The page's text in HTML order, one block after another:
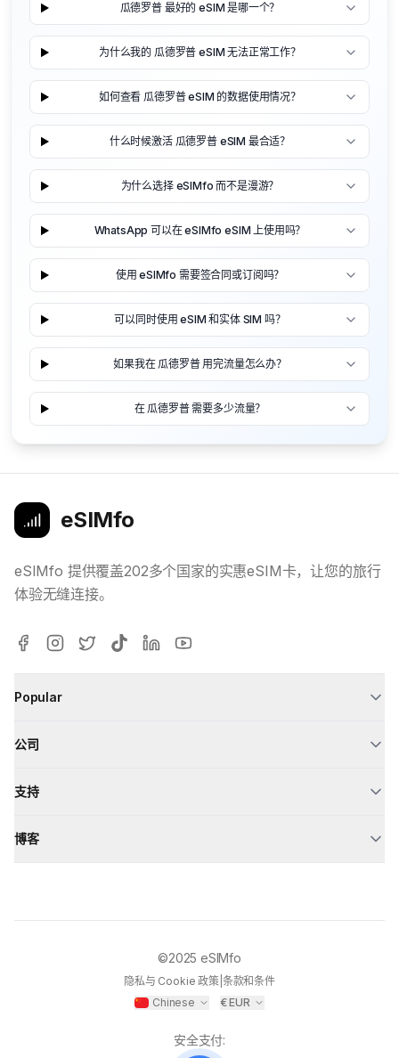
瓜德罗普 最好的 eSIM 是哪一个？
为什么我的 瓜德罗普 eSIM 无法正常工作？
如何查看 瓜德罗普 eSIM 的数据使用情况？
什么时候激活 瓜德罗普 eSIM 最合适？
为什么选择 eSIMfo 而不是漫游？
WhatsApp 可以在 eSIMfo eSIM 上使用吗？
使用 eSIMfo 需要签合同或订阅吗？
可以同时使用 eSIM 和实体 SIM 吗？
如果我在 瓜德罗普 用完流量怎么办？
在 瓜德罗普 需要多少流量？
eSIMfo
eSIMfo 提供覆盖202多个国家的实惠eSIM卡，让您的旅行
体验无缝连接。
Popular
公司
支持
博客
©2025 eSIMfo
隐私与 Cookie 政策| 条款和条件
Chinese
€EUR
安全支付: